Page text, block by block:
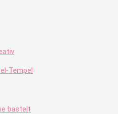
Tempel
bastelt